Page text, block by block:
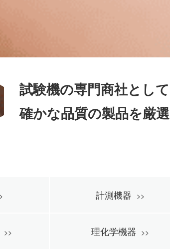
試験機の専門商社として
確かな品質の製品を厳選
計測機器
理化学機器